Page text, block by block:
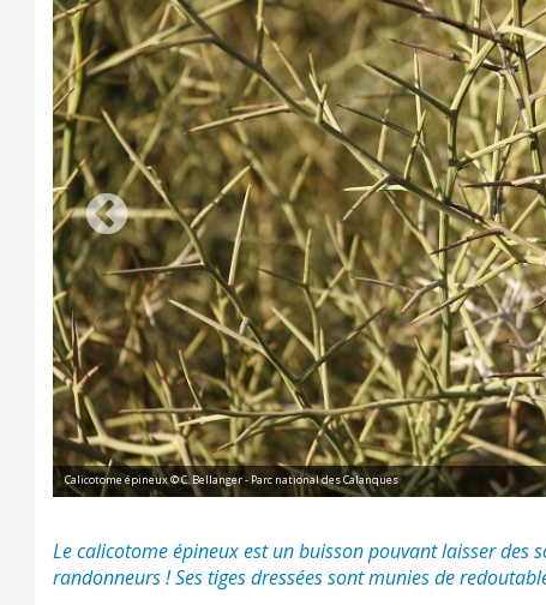
Calicotome épineux © C. Bellanger - Parc national des Calanques
Le calicotome épineux est un buisson pouvant laisser des
randonneurs ! Ses tiges dressées sont munies de